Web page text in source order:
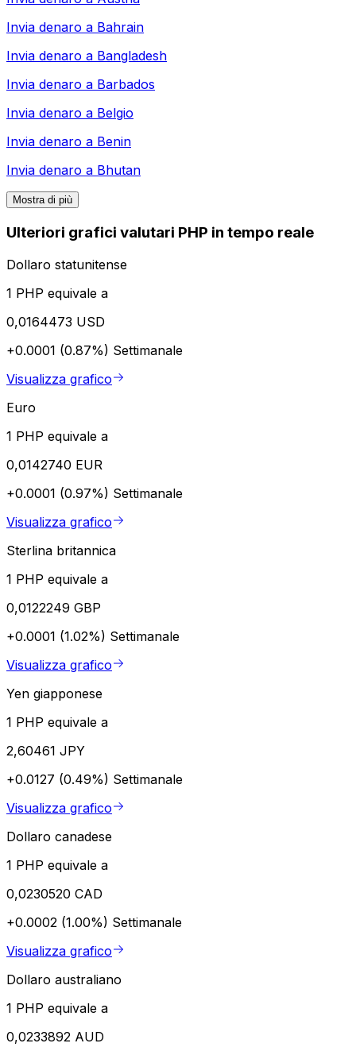
Invia denaro a Bahrain
Invia denaro a Bangladesh
Invia denaro a Barbados
Invia denaro a Belgio
Invia denaro a Benin
Invia denaro a Bhutan
Mostra di più
Ulteriori grafici valutari PHP in tempo reale
Dollaro statunitense
1 PHP equivale a
0,0164473 USD
+0.0001 (0.87%) Settimanale
Visualizza grafico
Euro
1 PHP equivale a
0,0142740 EUR
+0.0001 (0.97%) Settimanale
Visualizza grafico
Sterlina britannica
1 PHP equivale a
0,0122249 GBP
+0.0001 (1.02%) Settimanale
Visualizza grafico
Yen giapponese
1 PHP equivale a
2,60461 JPY
+0.0127 (0.49%) Settimanale
Visualizza grafico
Dollaro canadese
1 PHP equivale a
0,0230520 CAD
+0.0002 (1.00%) Settimanale
Visualizza grafico
Dollaro australiano
1 PHP equivale a
0,0233892 AUD